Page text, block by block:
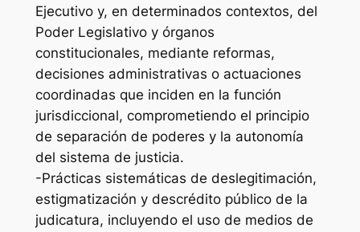
Ejecutivo y, en determinados contextos, del
Poder Legislativo y órganos
constitucionales, mediante reformas,
decisiones administrativas o actuaciones
coordinadas que inciden en la función
jurisdiccional, comprometiendo el principio
de separación de poderes y la autonomía
del sistema de justicia.
-Prácticas sistemáticas de deslegitimación,
estigmatización y descrédito público de la
judicatura, incluyendo el uso de medios de